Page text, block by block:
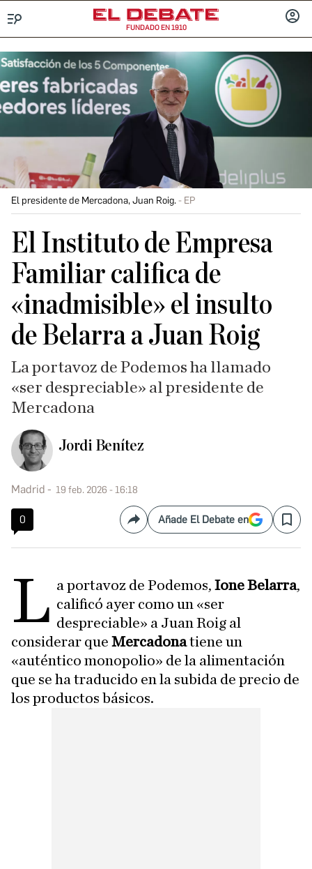
FUNDADO EN 1910
El presidente de Mercadona, Juan Roig. EP
El Instituto de Empresa
Familiar califica de
«inadmisible» el insulto
de Belarra a Juan Roig
La portavoz de Podemos ha llamado
«ser despreciable» al presidente de
Mercadona
Jordi Benítez
Madrid 19 feb. 2026 - 16:18
0 CompartirAñade El Debate en Save
L a portavoz de Podemos,Ione Belarra,
calificó ayer como un «ser
despreciable» a Juan Roig al
considerar que Mercadonatiene un
«auténtico monopolio» de la alimentación
que se ha traducido en la subida de precio de
los productos básicos.